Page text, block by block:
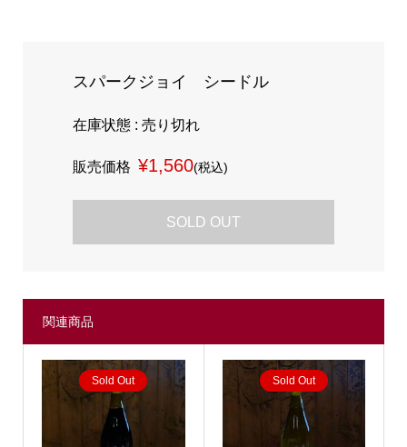
スパークジョイ シードル
在庫状態 : 売り切れ
販売価格 ¥1,560(税込)
SOLD OUT
関連商品
Sold Out Sold Out